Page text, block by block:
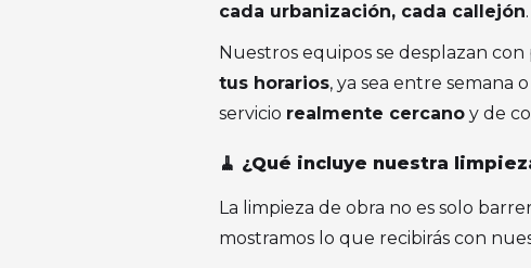
cada urbanización, cada callejón.
Nuestros equipos se desplazan
tus horarios, ya sea entre semana
servicio realmente cercano y de
🧹 ¿Qué incluye nuestra
La limpieza de obra no es solo
mostramos lo que recibirás con